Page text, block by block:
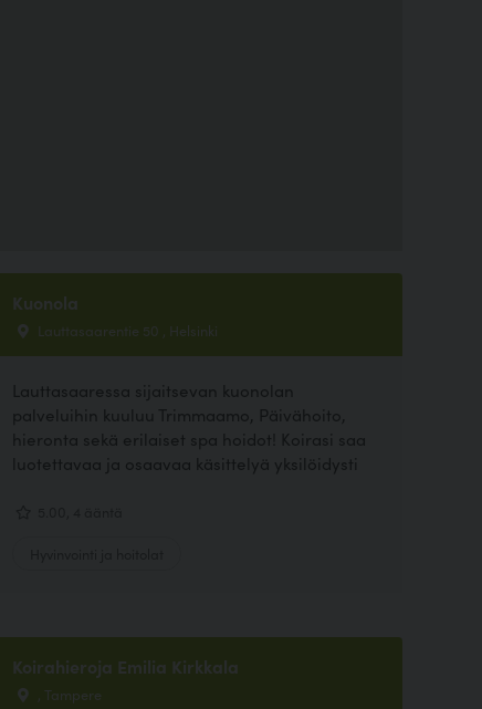
Kuonola
Lauttasaarentie 50 , Helsinki
Lauttasaaressa sijaitsevan kuonolan
palveluihin kuuluu Trimmaamo, Päivähoito,
hieronta sekä erilaiset spa hoidot! Koirasi saa
luotettavaa ja osaavaa käsittelyä yksilöidysti
Koirahieroja Emilia Kirkkala
, Tampere